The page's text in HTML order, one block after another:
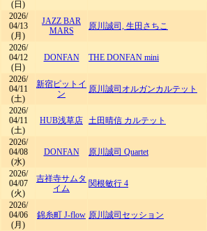
(日)
2026/
04/13
(月)
JAZZ BAR
MARS
原川誠司, 生田さちこ
2026/
04/12
(日)
DONFAN THE DONFAN mini
2026/
04/11
(土)
新宿ピットイ
ン
原川誠司オルガンカルテット
2026/
04/11
(土)
HUB浅草店 土田晴信 カルテット
2026/
04/08
(水)
DONFAN 原川誠司 Quartet
2026/
04/07
(火)
吉祥寺サムタ
イム
関根敏行 4
2026/
04/06
(月)
錦糸町 J-flow 原川誠司セッション